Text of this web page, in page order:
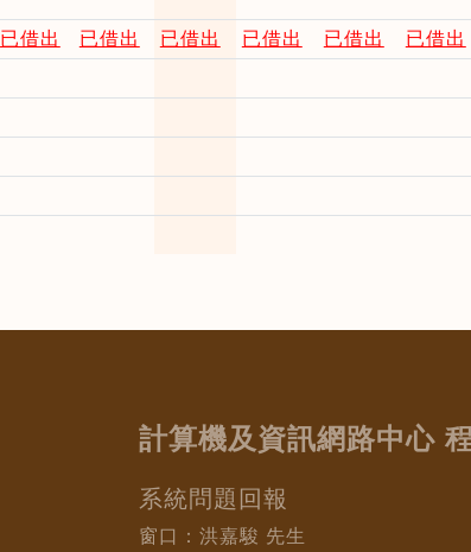
已借出 已借出 已借出 已借出 已借出 已借出
計算機及資訊網路中心
系統問題回報
窗口：洪嘉駿 先生